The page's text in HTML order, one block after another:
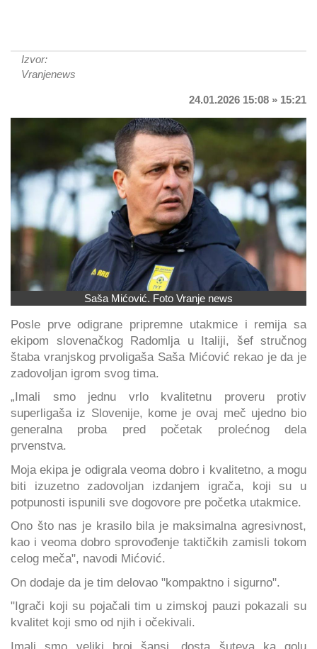
Izvor:
Vranjenews
24.01.2026 15:08 » 15:21
Saša Mićović. Foto Vranje news
Posle prve odigrane pripremne utakmice i remija sa
ekipom slovenačkog Radomlja u Italiji, šef stručnog
štaba vranjskog prvoligaša Saša Mićović rekao je da je
zadovoljan igrom svog tima.
„Imali smo jednu vrlo kvalitetnu proveru protiv
superligaša iz Slovenije, kome je ovaj meč ujedno bio
generalna proba pred početak prolećnog dela
prvenstva.
Moja ekipa je odigrala veoma dobro i kvalitetno, a mogu
biti izuzetno zadovoljan izdanjem igrača, koji su u
potpunosti ispunili sve dogovore pre početka utakmice.
Ono što nas je krasilo bila je maksimalna agresivnost,
kao i veoma dobro sprovođenje taktičkih zamisli tokom
celog meča", navodi Mićović.
On dodaje da je tim delovao "kompaktno i sigurno".
"Igrači koji su pojačali tim u zimskoj pauzi pokazali su
kvalitet koji smo od njih i očekivali.
Imali smo veliki broj šansi, dosta šuteva ka golu